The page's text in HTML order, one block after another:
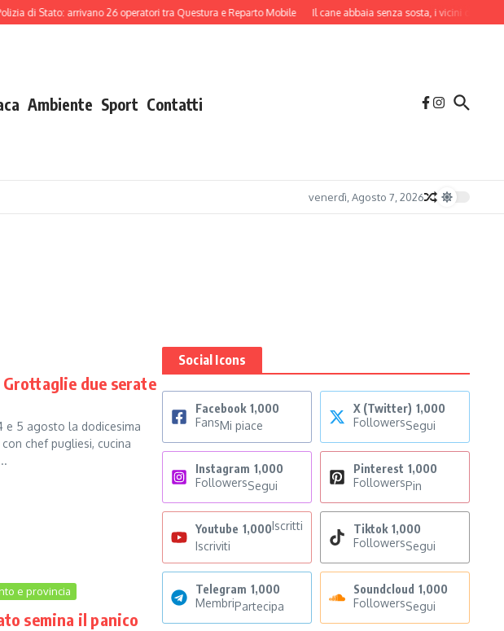
Stato: arrivano 26 operatori tra Questura e Reparto Mobile Il cane abbaia senza sosta, i vicini danno
Ambiente Sport Contatti
venerdì, Agosto 7, 2026
due serate
e 5 agosto la dodicesima
con chef pugliesi, cucina
e provincia
semina il panico
Social Icons
Facebook 1,000
FansMi piace
X (Twitter) 1,000
FollowersSegui
Instagram 1,000
FollowersSegui
Pinterest 1,000
FollowersPin
Youtube 1,000Iscritti
Iscriviti
Tiktok 1,000
FollowersSegui
Telegram 1,000
MembriPartecipa
Soundcloud 1,000
FollowersSegui